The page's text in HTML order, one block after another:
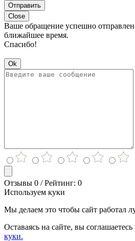
Отправить
Close
Ваше обращение успешно
ближайшее время.
Спасибо!
Ok
Отзывы 0 / Рейтинг: 0
Используем куки
Мы делаем это чтобы сайт работал
Оставаясь на сайте, вы
куки.